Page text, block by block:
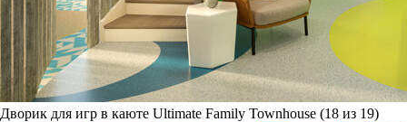
Дворик для игр в каюте Ultimate Family Townhouse (18 из 19)